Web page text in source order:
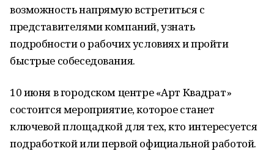
возможность напрямую встретиться с
представителями компаний, узнать
подробности о рабочих условиях и пройти
быстрые собеседования.
10 июня в городском центре «Арт Квадрат»
состоится мероприятие, которое станет
ключевой площадкой для тех, кто интересуется
подработкой или первой официальной работой.